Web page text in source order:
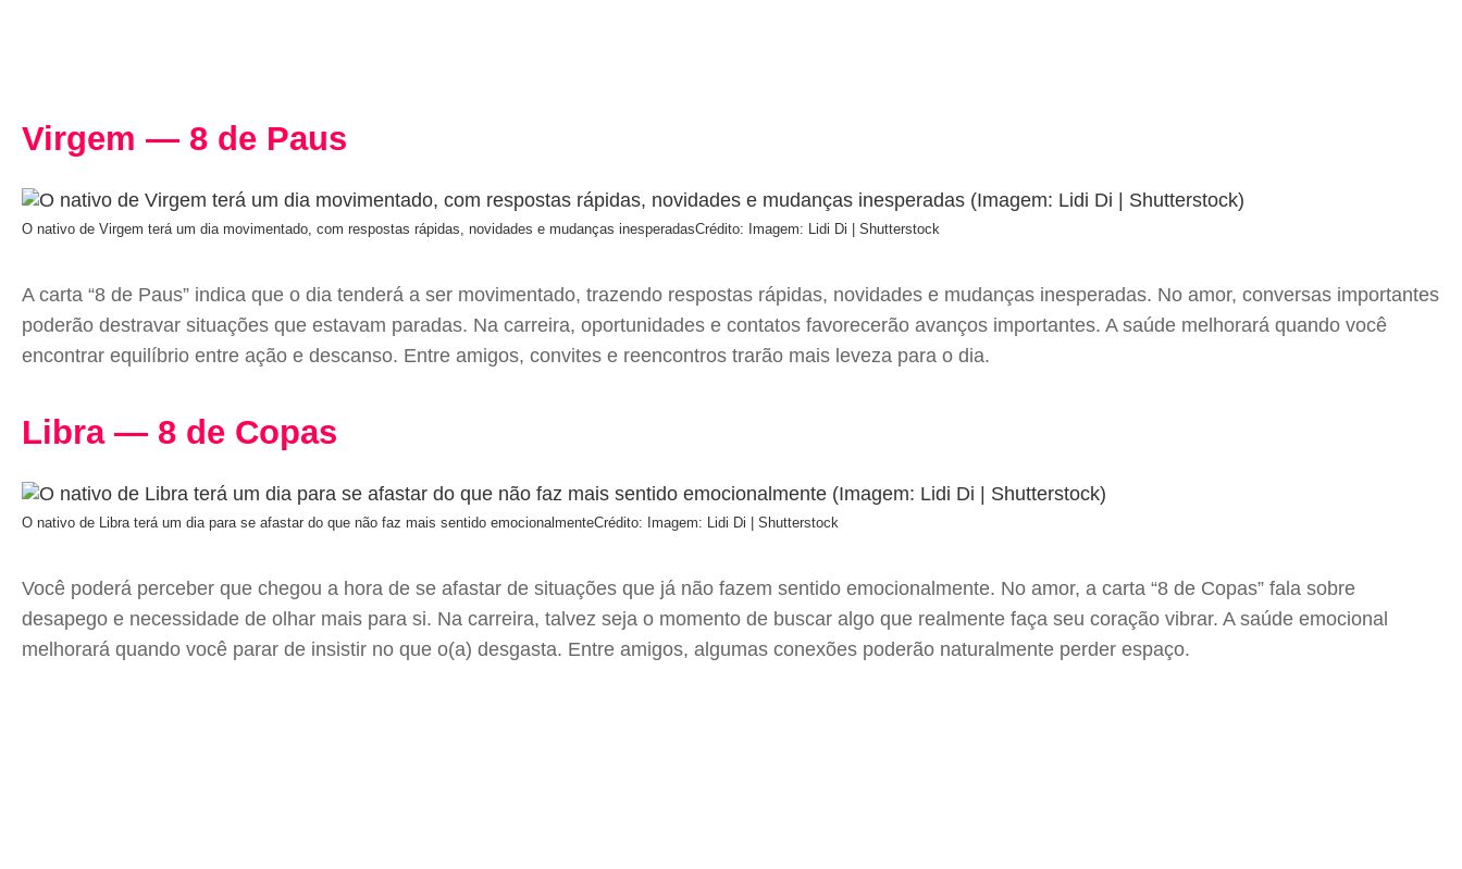
Virgem — 8 de Paus
O nativo de Virgem terá um dia movimentado, com respostas rápidas, novidades e mudanças inesperadasCrédito: Imagem: Lidi Di | Shutterstock
A carta “8 de Paus” indica que o dia tenderá a ser movimentado, trazendo respostas rápidas, novidades e mudanças inesperadas. No amor, conversas importantes
poderão destravar situações que estavam paradas. Na carreira, oportunidades e contatos favorecerão avanços importantes. A saúde melhorará quando você
encontrar equilíbrio entre ação e descanso. Entre amigos, convites e reencontros trarão mais leveza para o dia.
Libra — 8 de Copas
O nativo de Libra terá um dia para se afastar do que não faz mais sentido emocionalmenteCrédito: Imagem: Lidi Di | Shutterstock
Você poderá perceber que chegou a hora de se afastar de situações que já não fazem sentido emocionalmente. No amor, a carta “8 de Copas” fala sobre
desapego e necessidade de olhar mais para si. Na carreira, talvez seja o momento de buscar algo que realmente faça seu coração vibrar. A saúde emocional
melhorará quando você parar de insistir no que o(a) desgasta. Entre amigos, algumas conexões poderão naturalmente perder espaço.